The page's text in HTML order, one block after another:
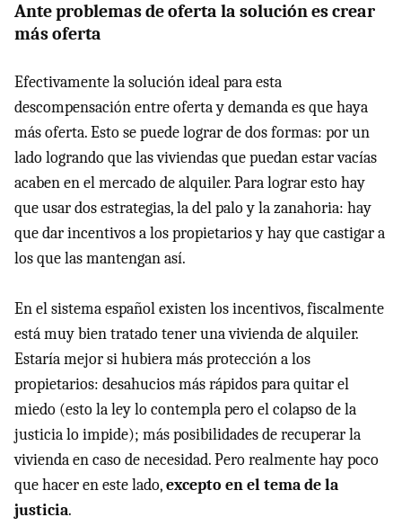
Ante problemas de oferta la solución es crear
más oferta
Efectivamente la solución ideal para esta
descompensación entre oferta y demanda es que haya
más oferta. Esto se puede lograr de dos formas: por un
lado logrando que las viviendas que puedan estar vacías
acaben en el mercado de alquiler. Para lograr esto hay
que usar dos estrategias, la del palo y la zanahoria: hay
que dar incentivos a los propietarios y hay que castigar a
los que las mantengan así.
En el sistema español existen los incentivos, fiscalmente
está muy bien tratado tener una vivienda de alquiler.
Estaría mejor si hubiera más protección a los
propietarios: desahucios más rápidos para quitar el
miedo (esto la ley lo contempla pero el colapso de la
justicia lo impide); más posibilidades de recuperar la
vivienda en caso de necesidad. Pero realmente hay poco
que hacer en este lado,excepto en el tema de la
justicia.